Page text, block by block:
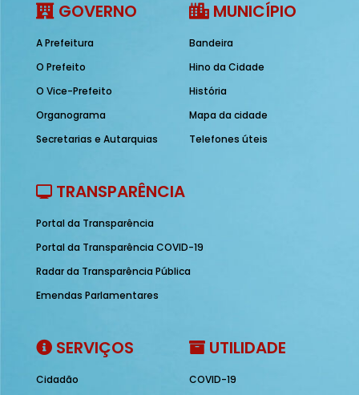
GOVERNO
A Prefeitura
O Prefeito
O Vice-Prefeito
Organograma
Secretarias e Autarquias
MUNICÍPIO
Bandeira
Hino da Cidade
História
Mapa da cidade
Telefones úteis
TRANSPARÊNCIA
Portal da Transparência
Portal da Transparência COVID-19
Radar da Transparência Pública
Emendas Parlamentares
SERVIÇOS
Cidadão
UTILIDADE
COVID-19